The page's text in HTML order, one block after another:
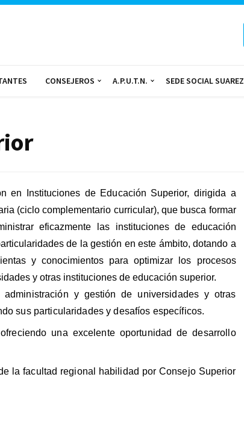
CONSEJEROS A.P.U.T.N. SEDE SOCIAL SUAREZ
en Instituciones de Educación Superior, dirigida a
(ciclo complementario curricular), que busca formar
eficazmente las instituciones de educación
de la gestión en este ámbito, dotando a
y conocimientos para optimizar los procesos
y otras instituciones de educación superior.
y gestión de universidades y otras
sus particularidades y desafíos específicos.
una excelente oportunidad de desarrollo
la facultad regional habilidad por Consejo Superior